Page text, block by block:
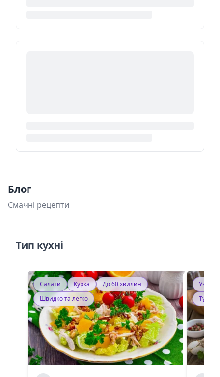
Блог
Смачні рецепти
Тип кухні
Салати Курка
До 60 хвилин
Швидко та легко